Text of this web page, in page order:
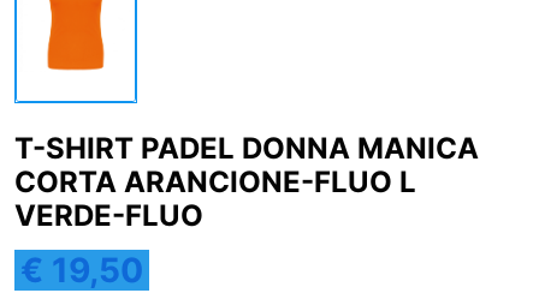
T-SHIRT PADEL DONNA MANICA
CORTA ARANCIONE-FLUO L
VERDE-FLUO
€ 19,50